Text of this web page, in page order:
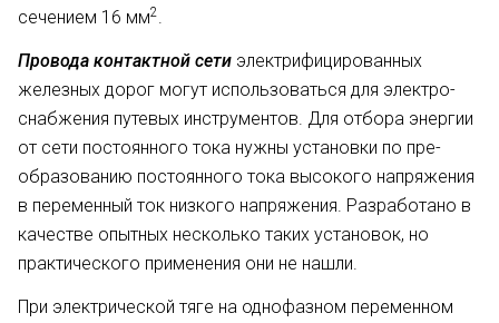
сечением 16 мм2
Провода контактной сети элек­трифицированных
железных дорог могут использоваться для электро­
снабжения путевых инструментов. Для отбора энергии
от сети постоян­ного тока нужны установки по пре­
образованию постоянного тока вы­сокого напряжения
в переменный ток низкого напряжения. Разработа­но в
качестве опытных несколько таких установок, но
практического применения они не нашли.
При электрической тяге на одно­фазном переменном